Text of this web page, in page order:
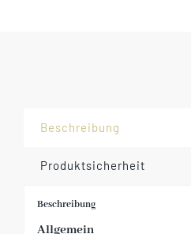
Beschreibung
Produktsicherheit
Beschreibung
Allgemein